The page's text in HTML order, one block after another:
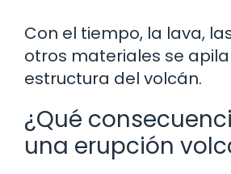
Con el tiempo, la lava,
otros materiales se
estructura del volcán.
¿Qué
una erupción